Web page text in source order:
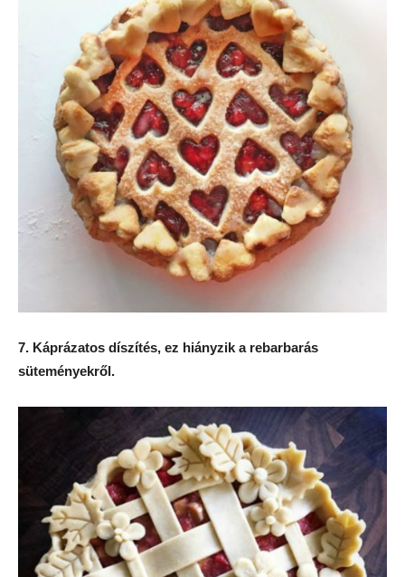
7. Káprázatos díszítés, ez hiányzik a rebarbarás
süteményekről.